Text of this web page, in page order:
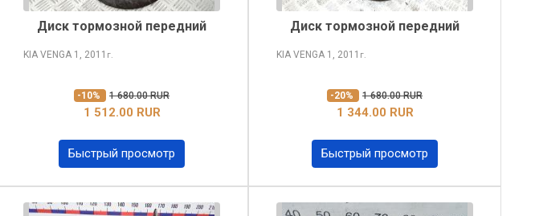
Диск тормозной передний
KIA VENGA 1, 2011 г.
-10% 1 680.00 RUR
1 512.00 RUR
Быстрый просмотр
Диск тормозной передний
KIA VENGA 1, 2011 г.
-20% 1 680.00 RUR
1 344.00 RUR
Быстрый просмотр